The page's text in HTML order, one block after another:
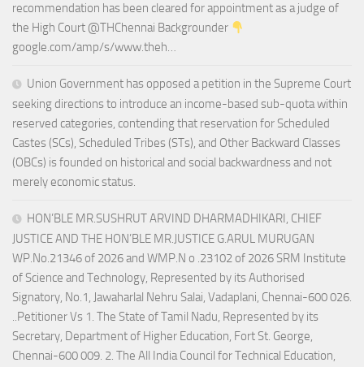
recommendation has been cleared for appointment as a judge of
the High Court @THChennai Backgrounder
google.com/amp/s/www.theh…
Union Government has opposed a petition in the Supreme Court
seeking directions to introduce an income-based sub-quota within
reserved categories, contending that reservation for Scheduled
Castes (SCs), Scheduled Tribes (STs), and Other Backward Classes
(OBCs) is founded on historical and social backwardness and not
merely economic status.
HON’BLE MR.SUSHRUT ARVIND DHARMADHIKARI, CHIEF
JUSTICE AND THE HON’BLE MR.JUSTICE G.ARUL MURUGAN
WP.No.21346 of 2026 and WMP.N o .23102 of 2026 SRM Institute
of Science and Technology, Represented by its Authorised
Signatory, No.1, Jawaharlal Nehru Salai, Vadaplani, Chennai-600 026.
..Petitioner Vs 1. The State of Tamil Nadu, Represented by its
Secretary, Department of Higher Education, Fort St. George,
Chennai-600 009. 2. The All India Council for Technical Education,